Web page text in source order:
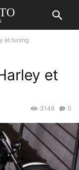
et tuning
et
0
3149